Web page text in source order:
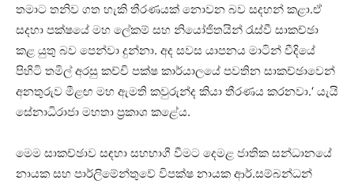
තමාට තනිව ගත හැකි තීරණයක් ‍නොවන බව සදහන් කළා.ඒ
සදහා පක්ෂයේ මහ ලේකම් සහ නියෝජිතයින් රැස්වී සාකච්ඡා
කළ යුතු බව පෙන්වා දුන්නා. අද සවස යාපනය මාටින් වීදියේ
පිහිටි තමිල් අරසු කච්චි පක්ෂ කාර්යාලයේ පවතින සාකච්ඡාවෙන්
අනතුරුව මීළඟ මහ ඇමති කවුරුන්ද කියා තීරණය කරනවා.‘ යැයි
සේනාධිරාජා මහතා ප්‍රකාශ කළේය.
මෙම සාකච්ඡාව සඳහා සහභාගී වීමට දෙමළ ජාතික සන්ධානයේ
නායක සහ පාර්ලිමේන්තුවේ විපක්ෂ නායක ආර්.සම්බන්ධන්